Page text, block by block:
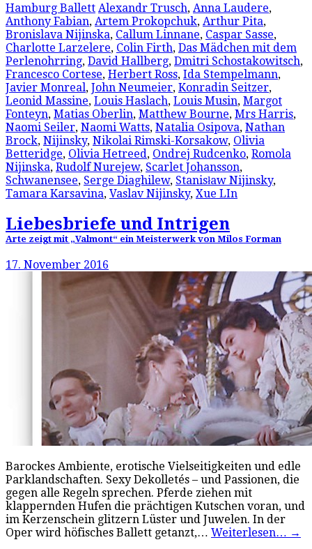
Hamburg Ballett Alexandr Trusch, Anna Laudere,
Anthony Fabian, Artem Prokopchuk, Arthur Pita,
Bronislava Nijinska, Callum Linnane, Caspar Sasse,
Charlotte Larzelere, Colin Firth, Das Mädchen mit dem
Perlenohrring, David Hallberg, Dmitri Schostakowitsch,
Francesco Cortese, Herbert Ross, Ida Stempelmann,
Javier Monreal, John Neumeier, Konradin Seitzer,
Leonid Massine, Louis Haslach, Louis Musin, Margot
Fonteyn, Matias Oberlin, Matthew Bourne, Mrs Harris,
Naomi Seiler, Naomi Watts, Natalia Osipova, Nathan
Brock, Nijinsky, Nikolai Rimski-Korsakow, Olivia
Betteridge, Olivia Hetreed, Ondrej Rudcenko, Romola
Nijinska, Rudolf Nurejew, Scarlet Johansson,
Schwanensee, Serge Diaghilew, Stanisław Nijinsky,
Tamara Karsavina, Vaslav Nijinsky, Xue LIn
Liebesbriefe und Intrigen
Arte zeigt mit „Valmont“ ein Meisterwerk von Milos Forman
17. November 2016
Barockes Ambiente, erotische Vielseitigkeiten und edle
Parklandschaften. Sexy Dekolletés – und Passionen, die
gegen alle Regeln sprechen. Pferde ziehen mit
klappernden Hufen die prächtigen Kutschen voran, und
im Kerzenschein glitzern Lüster und Juwelen. In der
Oper wird höfisches Ballett getanzt,… Weiterlesen… →